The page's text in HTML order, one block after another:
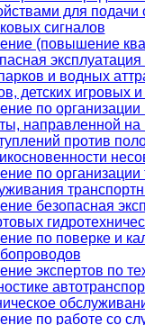
для
сигналов
(повышение
эксплуатация
и водных
детских игровых
по организации
направленной
против
по организации
безопасная
по поверке и
экспертов по
по работе со